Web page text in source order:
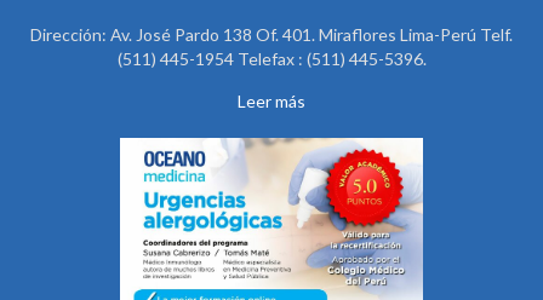
Dirección: Av. José Pardo 138 Of. 401. Miraflores Lima-Perú Telf.
(511) 445-1954 Telefax : (511) 445-5396.
Leer más